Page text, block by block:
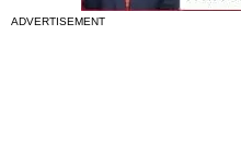
ADVERTISEMENT